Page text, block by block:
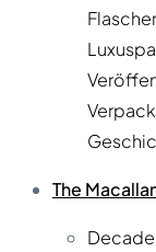
The
Decade